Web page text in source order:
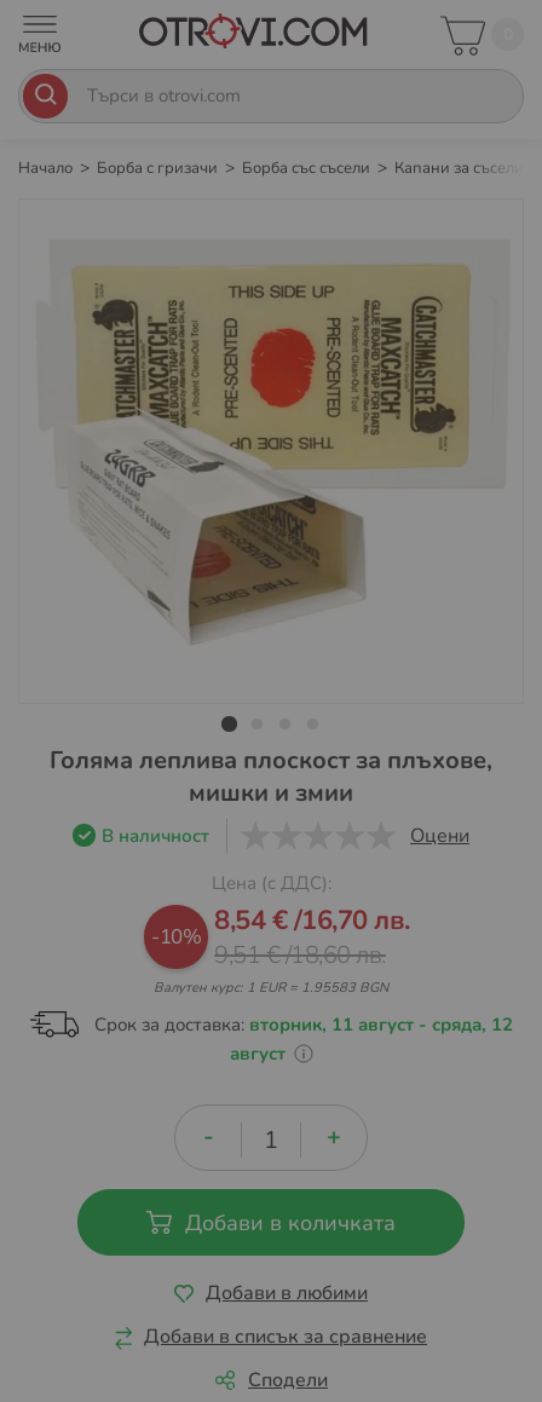
Начало Борба с гризачи Борба със съсели Капани за съсели
галерията
изображенията
Преминете
Голяма леплива плоскост за плъхове,
мишки и змии
В наличност Оцени
Цена (с ДДС):
-10%
Промо
цена
8,54 €/16,70 лв.
9,51 €/18,60 лв.
Валутен курс: 1 EUR = 1.95583 BGN
Срок за доставка: вторник, 11 август - сряда, 12
август
Добави в количката
Добави в любими
Добави в списък за сравнение
Сподели